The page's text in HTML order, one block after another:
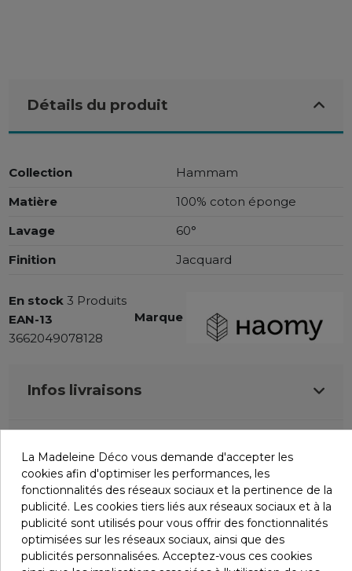
Détails du produit
Collection
Hammam
Matière
100% coton éponge
Lavage
60°
Finition
Jacquard
Marque
En stock 3 Produits
EAN-13
3662049078128
Infos livraisons
Avis (0)
La Madeleine Déco vous demande d'accepter les
cookies afin d'optimiser les performances, les
fonctionnalités des réseaux sociaux et la pertinence de la
publicité. Les cookies tiers liés aux réseaux sociaux et à la
publicité sont utilisés pour vous offrir des fonctionnalités
optimisées sur les réseaux sociaux, ainsi que des
publicités personnalisées. Acceptez-vous ces cookies